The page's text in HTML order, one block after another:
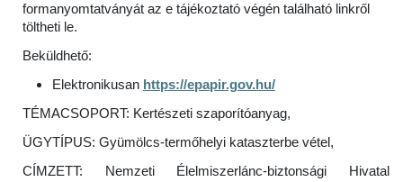
formanyomtatványát az e tájékoztató végén található linkről
töltheti le.
Beküldhető:
Elektronikusan https://epapir.gov.hu/
TÉMACSOPORT: Kertészeti szaporítóanyag,
ÜGYTÍPUS: Gyümölcs-termőhelyi kataszterbe vétel,
CÍMZETT: Nemzeti Élelmiszerlánc-biztonsági Hivatal